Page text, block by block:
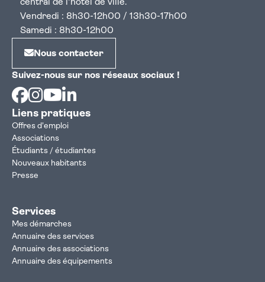
central de l'hôtel de ville.
Vendredi : 8h30-12h00 / 13h30-17h00
Samedi : 8h30-12h00
Nous contacter
Suivez-nous sur nos réseaux sociaux !
Facebook
Instagram
Youtube
Liens pratiques
Offres d'emploi
Associations
Étudiants / étudiantes
Nouveaux habitants
Presse
Services
Mes démarches
Annuaire des services
Annuaire des associations
Annuaire des équipements